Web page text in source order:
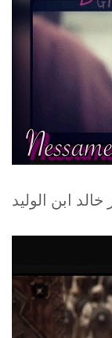
ابن الوليد